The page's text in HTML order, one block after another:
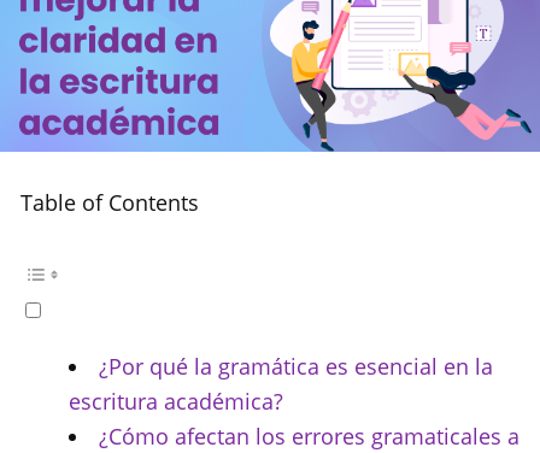
Table of Contents
¿Por qué la gramática es esencial en la
escritura académica?
¿Cómo afectan los errores gramaticales a